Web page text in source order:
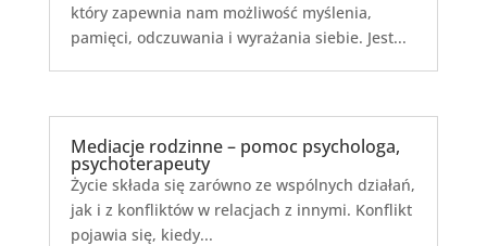
który zapewnia nam możliwość myślenia,
pamięci, odczuwania i wyrażania siebie. Jest...
Mediacje rodzinne – pomoc psychologa,
psychoterapeuty
Życie składa się zarówno ze wspólnych działań,
jak i z konfliktów w relacjach z innymi. Konflikt
pojawia się, kiedy...